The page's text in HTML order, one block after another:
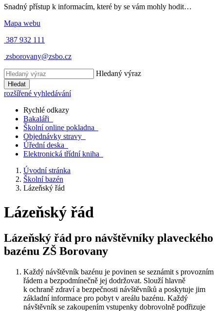
Snadný přístup k informacím, které by se vám mohly hodit…
Mapa webu
387 932 111
zsborovany@zsbo.cz
Hledaný výraz
Hledat
rozšířené vyhledávání
Rychlé odkazy
Bakaláři
Školní online pokladna
Objednávky stravy
Úřední deska
Elektronická třídní kniha
Úvodní stránka
Školní bazén
Lázeňský řád
Lázeňský řád
Lázeňský řád pro návštěvníky plaveckého
bazénu ZŠ Borovany
Každý návštěvník bazénu je povinen se seznámit s provozním
řádem a bezpodmínečně jej dodržovat. Slouží hlavně
k ochraně zdraví a bezpečnosti návštěvníků a poskytuje jim
základní informace pro pobyt v areálu bazénu. Každý
návštěvník se zakoupením vstupenky dobrovolně podřizuje